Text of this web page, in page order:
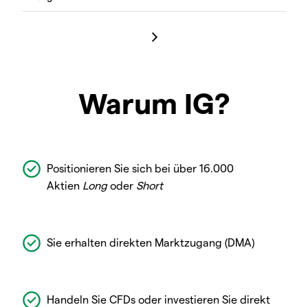
Warum IG?
Positionieren Sie sich bei über 16.000
Aktien Longoder Short
Sie erhalten direkten Marktzugang (DMA)
Handeln Sie CFDs oder investieren Sie direkt